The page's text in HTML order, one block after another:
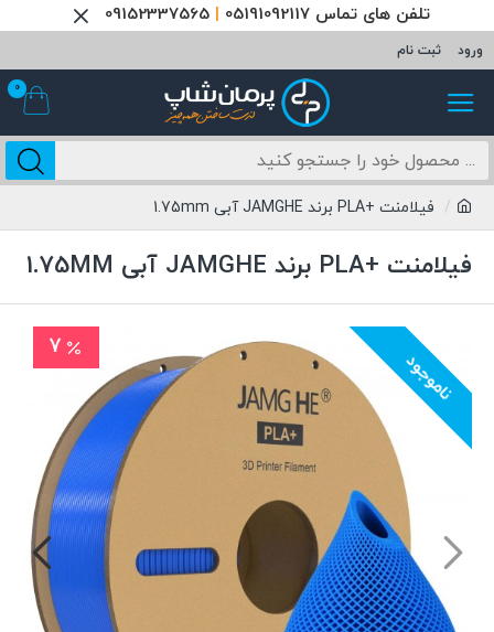
تلفن های تماس 05191092117 09152337565
ورود ثبت نام
0
فیلامنت +PLA برند JAMGHE آبی 1.75mm
فیلامنت +PLA برند JAMGHE آبی 1.75MM
ناموجود
7